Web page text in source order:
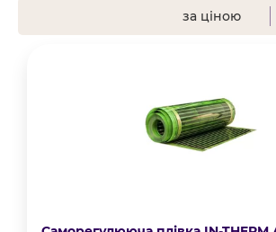
за ціною